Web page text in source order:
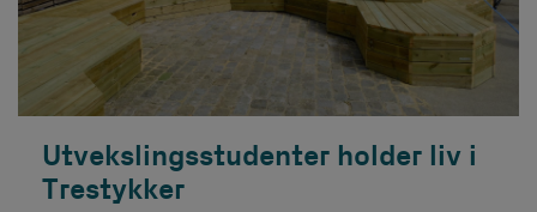
Utvekslingsstudenter holder liv i
Trestykker